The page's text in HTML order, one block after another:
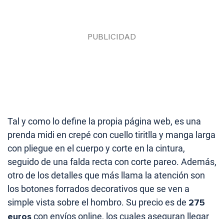
Tal y como lo define la propia página web, es una
prenda midi en crepé con cuello tiritlla y manga larga
con pliegue en el cuerpo y corte en la cintura,
seguido de una falda recta con corte pareo. Además,
otro de los detalles que más llama la atención son
los botones forrados decorativos que se ven a
simple vista sobre el hombro. Su precio es de 275
euroscon envíos online, los cuales aseguran llegar